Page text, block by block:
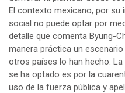
El contexto mexicano, por
social no puede optar por
detalle que comenta Byung-
manera práctica un
otros países lo han hecho.
se ha optado es por la
uso de la fuerza pública y